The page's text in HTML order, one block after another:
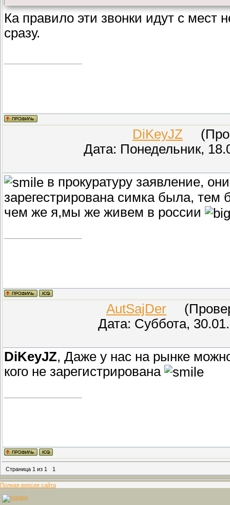
Ка правило эти звонки идут с мест
сразу.
DiKeyJZ
Дата: Понедельник,
в прокуратуру заявление,
зарегестрирована симка была, тем
чем же я,мы же живем в россии
AutSajDer
Дата: Суббота,
DiKeyJZ, Даже у нас на рынке
кого не зарегистрирована
Страница 1 из 1 1
Полная версия сайта